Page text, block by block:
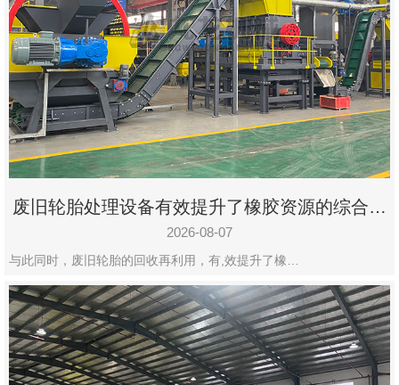
案
动
态
联
系
郑
州
市
九
设
有
限
公
司
废旧轮胎处理设备有效提升了橡胶资源的综合利
用率
2026-08-07
与此同时，废旧轮胎的回收再利用，有,效提升了橡…